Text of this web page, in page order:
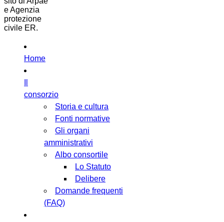
e Agenzia
protezione
civile ER.
Home
consorzio
Storia e cultura
Fonti normative
Gli organi
amministrativi
Albo consortile
Lo Statuto
Delibere
Domande frequenti
(FAQ)